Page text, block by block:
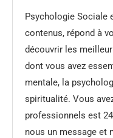
Psychologie Sociale
contenus, répond à
découvrir les
dont vous avez
mentale, la
spiritualité. Vous
professionnels est
nous un message et